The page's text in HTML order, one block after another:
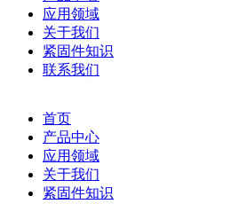
应用领域
关于我们
紧固件知识
联系我们
首页
产品中心
应用领域
关于我们
紧固件知识